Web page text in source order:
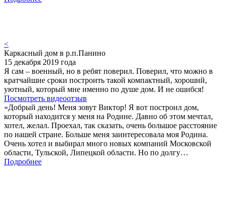
<
Каркасный дом в р.п.Панино
15 декабря 2019 года
Я сам – военный, но в ребят поверил. Поверил, что можно в
кратчайшие сроки построить такой компактный, хороший,
уютный, который мне именно по душе дом. И не ошибся!
Посмотреть видеоотзыв
«Добрый день! Меня зовут Виктор! Я вот построил дом,
который находится у меня на Родине. Давно об этом мечтал,
хотел, желал. Проехал, так сказать, очень большое расстояние
по нашей стране. Больше меня заинтересовала моя Родина.
Очень хотел и выбирал много новых компаний Московской
области, Тульской, Липецкой области. Но по долгу…
Подробнее